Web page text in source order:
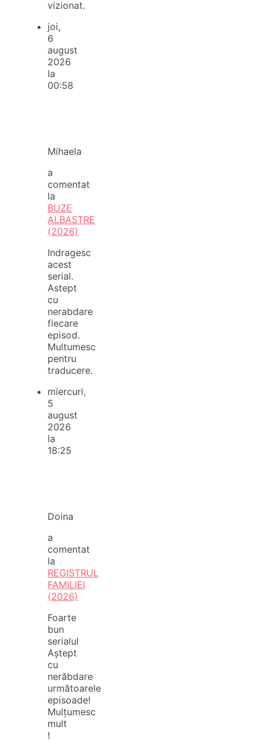
vizionat.
joi,
6
august
2026
la
00:58
Mihaela
a
comentat
la
BUZE
ALBASTRE
(2026)
Indragesc
acest
serial.
Astept
cu
nerabdare
fiecare
episod.
Multumesc
pentru
traducere.
miercuri,
5
august
2026
la
18:25
Doina
a
comentat
la
REGISTRUL
FAMILIEI
(2026)
Foarte
bun
serialul
Aștept
cu
nerăbdare
următoarele
episoade!
Mulțumesc
mult
!